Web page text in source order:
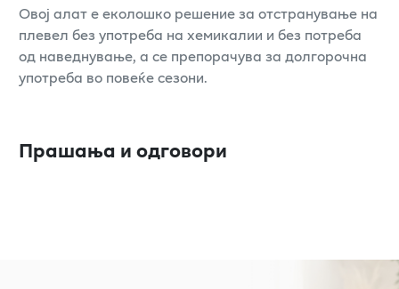
Овој алат е еколошко решение за отстранување на
плевел без употреба на хемикалии и без потреба
од наведнување, а се препорачува за долгорочна
употреба во повеќе сезони.
Прашања и одговори